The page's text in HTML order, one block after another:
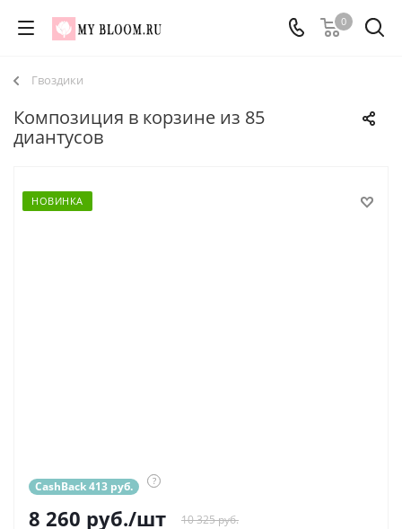
0
Гвоздики
Композиция в корзине из 85
диантусов
НОВИНКА
CashBack 413 руб. ?
8 260 руб./шт 10 325 руб.